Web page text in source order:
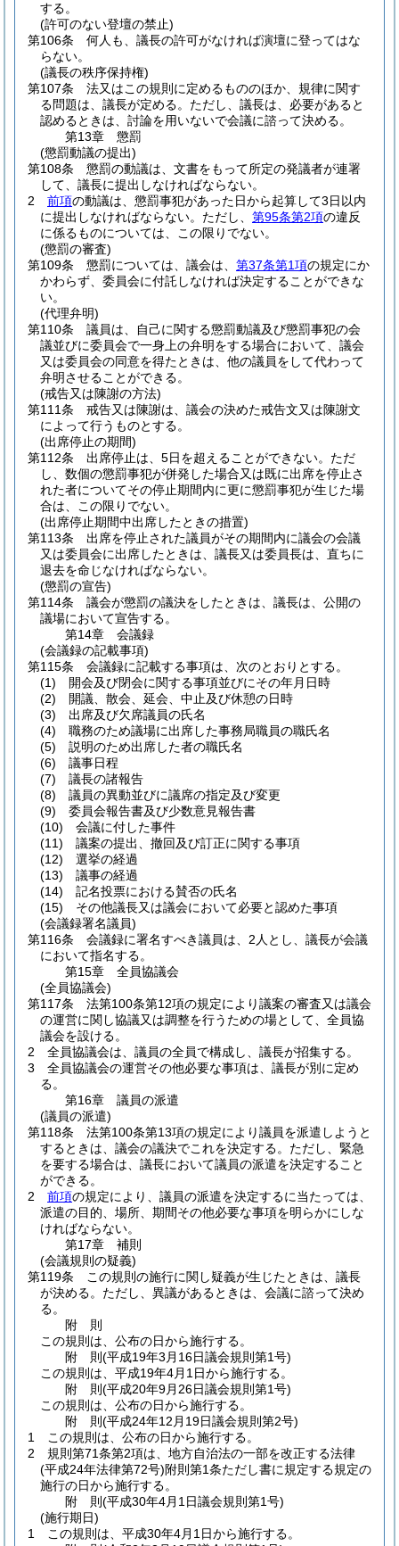
する。
(許可のない登壇の禁止)
第106条
何人も、議長の許可がなければ演壇に登ってはな
らない。
(議長の秩序保持権)
第107条
法又はこの規則に定めるもののほか、規律に関す
る問題は、議長が定める。 ただし、議長は、必要があると
認めるときは、討論を用いないで会議に諮って決める。
第13章
懲罰
(懲罰動議の提出)
第108条
懲罰の動議は、文書をもって所定の発議者が連署
して、議長に提出しなければならない。
2
前項の動議は、懲罰事犯があった日から起算して3日以内
に提出しなければならない。 ただし、 第95条第2項の違反
に係るものについては、この限りでない。
(懲罰の審査)
第109条
懲罰については、議会は、 第37条第1項の規定にか
かわらず、委員会に付託しなければ決定することができな
い。
(代理弁明)
第110条
議員は、自己に関する懲罰動議及び懲罰事犯の会
議並びに委員会で一身上の弁明をする場合において、議会
又は委員会の同意を得たときは、他の議員をして代わって
弁明させることができる。
(戒告又は陳謝の方法)
第111条
戒告又は陳謝は、議会の決めた戒告文又は陳謝文
によって行うものとする。
(出席停止の期間)
第112条
出席停止は、5日を超えることができない。 ただ
し、数個の懲罰事犯が併発した場合又は既に出席を停止さ
れた者についてその停止期間内に更に懲罰事犯が生じた場
合は、この限りでない。
(出席停止期間中出席したときの措置)
第113条
出席を停止された議員がその期間内に議会の会議
又は委員会に出席したときは、議長又は委員長は、直ちに
退去を命じなければならない。
(懲罰の宣告)
第114条
議会が懲罰の議決をしたときは、議長は、公開の
議場において宣告する。
第14章
会議録
(会議録の記載事項)
第115条
会議録に記載する事項は、次のとおりとする。
(1)
開会及び閉会に関する事項並びにその年月日時
(2)
開議、散会、延会、中止及び休憩の日時
(3)
出席及び欠席議員の氏名
(4)
職務のため議場に出席した事務局職員の職氏名
(5)
説明のため出席した者の職氏名
(6)
議事日程
(7)
議長の諸報告
(8)
議員の異動並びに議席の指定及び変更
(9)
委員会報告書及び少数意見報告書
(10)
会議に付した事件
(11)
議案の提出、撤回及び訂正に関する事項
(12)
選挙の経過
(13)
議事の経過
(14)
記名投票における賛否の氏名
(15)
その他議長又は議会において必要と認めた事項
(会議録署名議員)
第116条
会議録に署名すべき議員は、2人とし、議長が会議
において指名する。
第15章
全員協議会
(全員協議会)
第117条
法第100条第12項の規定により議案の審査又は議会
の運営に関し協議又は調整を行うための場として、全員協
議会を設ける。
2
全員協議会は、議員の全員で構成し、議長が招集する。
3
全員協議会の運営その他必要な事項は、議長が別に定め
る。
第16章
議員の派遣
(議員の派遣)
第118条
法第100条第13項の規定により議員を派遣しようと
するときは、議会の議決でこれを決定する。 ただし、緊急
を要する場合は、議長において議員の派遣を決定すること
ができる。
2
前項の規定により、議員の派遣を決定するに当たっては、
派遣の目的、場所、期間その他必要な事項を明らかにしな
ければならない。
第17章
補則
(会議規則の疑義)
第119条
この規則の施行に関し疑義が生じたときは、議長
が決める。 ただし、異議があるときは、会議に諮って決め
る。
附 則
この規則は、公布の日から施行する。
附 則(平成19年3月16日議会規則第1号)
この規則は、平成19年4月1日から施行する。
附 則(平成20年9月26日議会規則第1号)
この規則は、公布の日から施行する。
附 則(平成24年12月19日議会規則第2号)
1
この規則は、公布の日から施行する。
2
規則第71条第2項は、地方自治法の一部を改正する法律
(平成24年法律第72号)附則第1条ただし書に規定する規定の
施行の日から施行する。
附 則(平成30年4月1日議会規則第1号)
(施行期日)
1
この規則は、平成30年4月1日から施行する。